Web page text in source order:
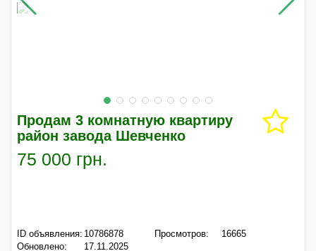
Продам 3 комнатную квартиру
район завода Шевченко
75 000 грн.
ID объявления: 10786878
Обновлено:
17.11.2025
Просмотров: 16665